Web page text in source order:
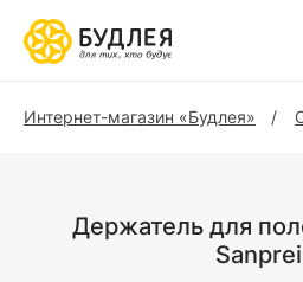
Интернет-магазин «Будлея»
Держатель для